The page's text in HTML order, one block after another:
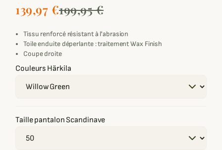
139,97 €199,95 €
Tissu renforcé résistant à l'abrasion
Toile enduite déperlante : traitement Wax Finish
Coupe droite
Couleurs Härkila
Taille pantalon Scandinave